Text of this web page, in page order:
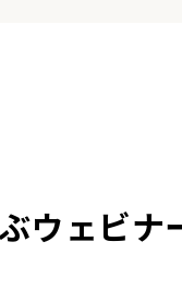
ウェビナ